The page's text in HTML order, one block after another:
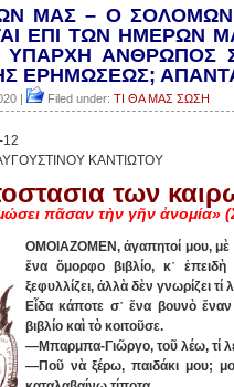
ΜΑΣ – Ο ΣΟΛΟΜΩΝ
ΕΠΙ ΤΩΝ ΗΜΕΡΩΝ
ΥΠΑΡΧΗ ΑΝΘΡΩΠΟΣ
ΕΡΗΜΩΣΕΩΣ;
| Filed under: ΤΙ ΘΑ ΜΑΣ ΣΩΣΗ
12
ΚΑΝΤΙΩΤΟΥ
των
πᾶσαν τὴν γῆν ἀνομία»
ΟΜΟΙΑΖΟΜΕΝ, ἀγαπητοί μου, μὲ
ἕνα ὄμορφο βιβλίο, κ᾿ ἐπειδὴ
ξεφυλλίζει, ἀλλὰ δὲν γνωρίζει τί
Εἶδα κάποτε σ᾿ ἕνα βουνὸ
βιβλίο καὶ τὸ κοιτοῦσε.
―Μπαρμπα-Γιῶργο, τοῦ λέω, τί
―Ποῦ νὰ ξέρω, παιδάκι μου;